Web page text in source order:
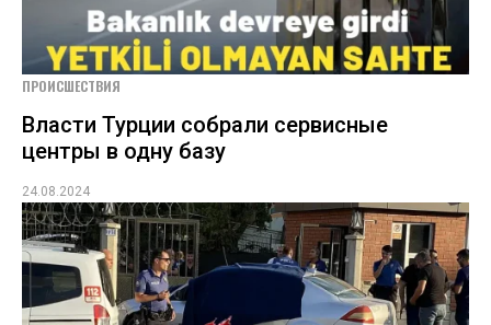
ПРОИСШЕСТВИЯ
Власти Турции собрали сервисные
центры в одну базу
24.08.2024